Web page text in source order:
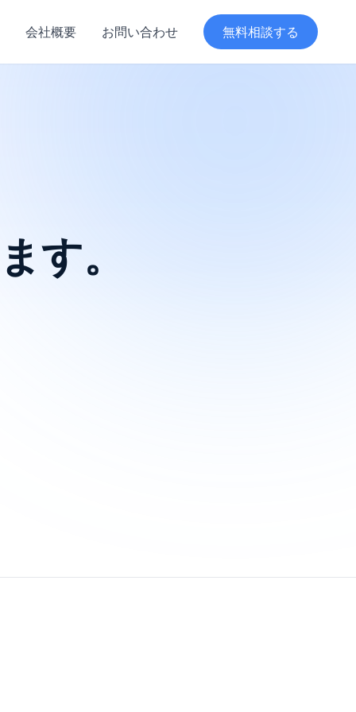
会社概要 お問い合わせ 無料相談する
す。